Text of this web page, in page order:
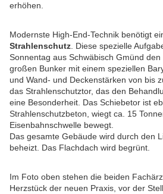
erhöhen.
Modernste High-End-Technik benötigt
Strahlenschutz . Diese spezielle
Sonnentag aus Schwäbisch Gmünd
großen Bunker mit einem speziellen
und Wand- und Deckenstärken von bis
das Strahlenschutztor, das den
eine Besonderheit. Das Schiebetor ist
Strahlenschutzbeton, wiegt ca. 15
Eisenbahnschwelle bewegt.
Das gesamte Gebäude wird durch den
beheizt. Das Flachdach wird begrünt.
Im Foto oben stehen die beiden
Herzstück der neuen Praxis, vor der